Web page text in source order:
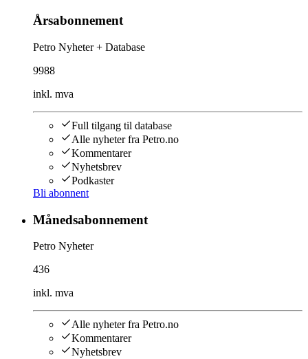
Årsabonnement
Petro Nyheter + Database
9988
inkl. mva
Full tilgang til database
Alle nyheter fra Petro.no
Kommentarer
Nyhetsbrev
Podkaster
Bli abonnent
Månedsabonnement
Petro Nyheter
436
inkl. mva
Alle nyheter fra Petro.no
Kommentarer
Nyhetsbrev